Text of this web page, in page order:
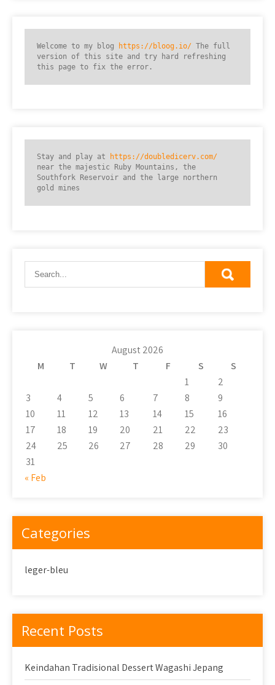
Welcome to my blog https://bloog.io/ The full
version of this site and try hard refreshing
this page to fix the error.
Stay and play at
https://doubledicerv.com/
near the majestic Ruby Mountains, the
Southfork Reservoir and the large northern
gold mines
August 2026
M
T W T F S
S
1
2
3
4 5 6 7 8
9
10
11 12 13 14 15
16
17
18 19 20 21 22
23
24
25 26 27 28 29
30
31
« Feb
Categories
leger-bleu
Recent Posts
Keindahan Tradisional Dessert Wagashi Jepang